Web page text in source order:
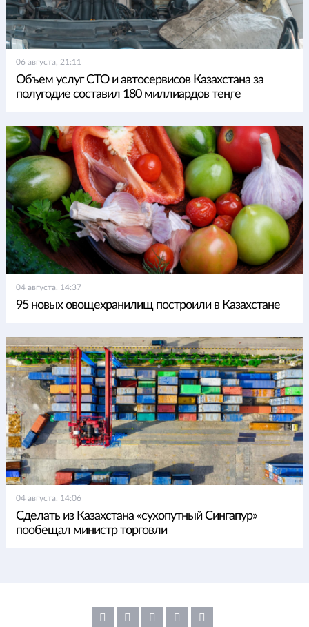
06 августа, 21:11
Объем услуг СТО и автосервисов Казахстана за
полугодие составил 180 миллиардов теңге
04 августа, 14:37
95 новых овощехранилищ построили в Казахстане
04 августа, 14:06
Сделать из Казахстана «сухопутный Сингапур»
пообещал министр торговли